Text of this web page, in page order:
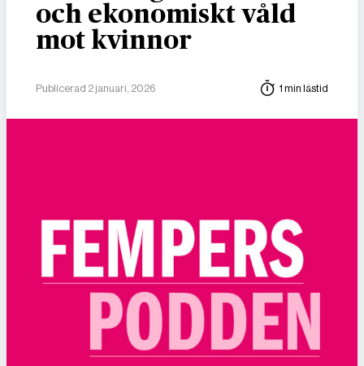
och ekonomiskt våld
mot kvinnor
Publicerad 2 januari, 2026 1 min lästid